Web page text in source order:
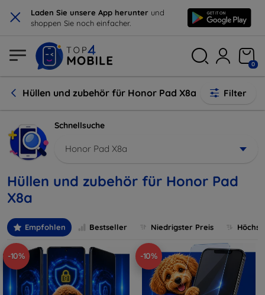
× Laden Sie unsere App herunter und
shoppen Sie noch einfacher.
0
Hüllen und zubehör für Honor Pad X8a Filter
Schnellsuche
Honor Pad X8a
Hüllen und zubehör für Honor Pad
X8a
Empfohlen Bestseller Niedrigster Preis
-10% -10%